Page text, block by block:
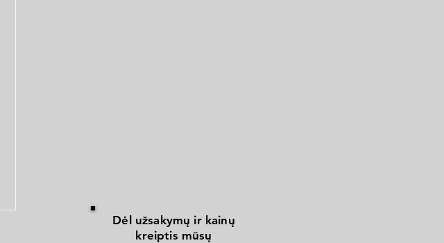
Dėl užsakymų ir kainų
kreiptis mūsų